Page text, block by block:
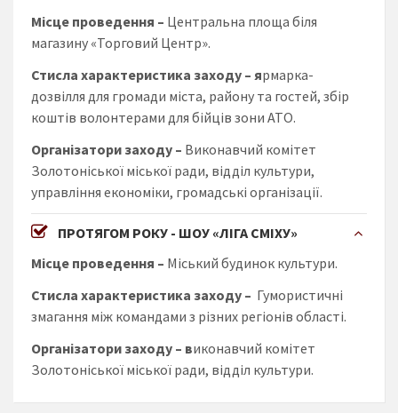
Місце проведення – Центральна площа біля
магазину «Торговий Центр».
Стисла характеристика заходу – ярмарка-
дозвілля для громади міста, району та гостей, збір
коштів волонтерами для бійців зони АТО.
Організатори заходу – Виконавчий комітет
Золотоніської міської ради, відділ культури,
управління економіки, громадські організації.
ПРОТЯГОМ РОКУ - ШОУ «ЛІГА СМІХУ»
Місце проведення – Міський будинок культури.
Стисла характеристика заходу – Гумористичні
змагання між командами з різних регіонів області.
Організатори заходу – виконавчий комітет
Золотоніської міської ради, відділ культури.